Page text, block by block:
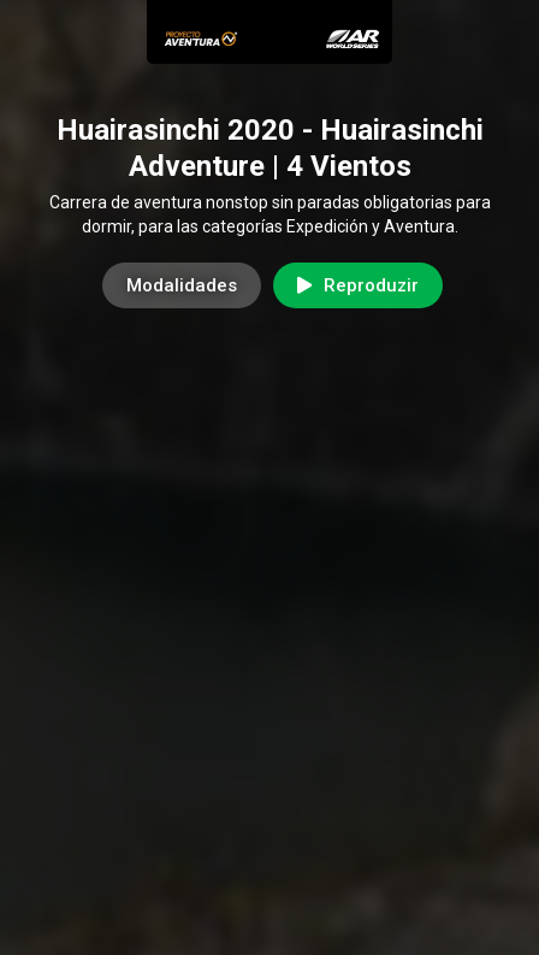
Huairasinchi 2020 - Huairasinchi
Adventure | 4 Vientos
Carrera de aventura nonstop sin paradas obligatorias para
dormir, para las categorías Expedición y Aventura.
Modalidades Reproduzir